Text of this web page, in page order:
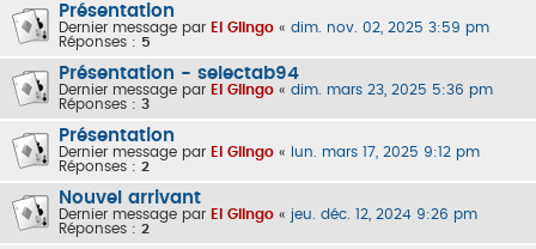
Présentation
Dernier message par El Glingo « dim. nov. 02, 2025 3:59 pm
Réponses : 5
Présentation - selectab94
Dernier message par El Glingo « dim. mars 23, 2025 5:36 pm
Réponses : 3
Présentation
Dernier message par El Glingo « lun. mars 17, 2025 9:12 pm
Réponses : 2
Nouvel arrivant
Dernier message par El Glingo « jeu. déc. 12, 2024 9:26 pm
Réponses : 2